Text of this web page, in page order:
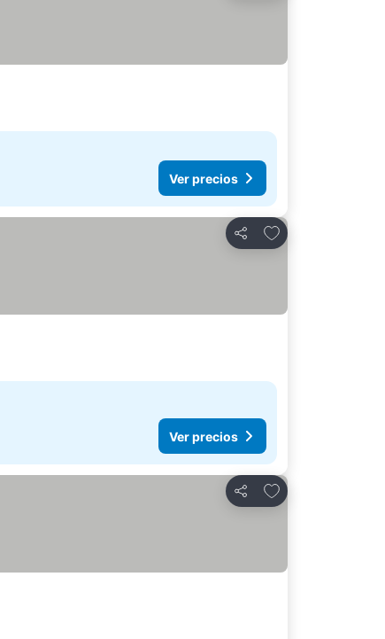
Ver precios
Compartir
Agregar a favoritos
Ver precios
Compartir
Agregar a favoritos